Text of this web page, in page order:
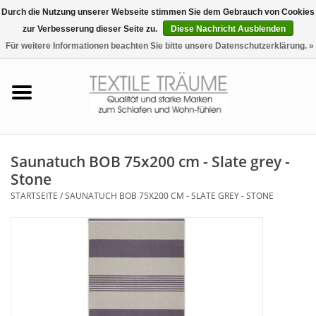
0 Artikel - €0,00
Tag & Nachtwäsche
Freizeit-Hausanzüge
Haus-Bademäntel
Saunatuch BOB 75x200 cm - Slate grey -
Stone
STARTSEITE /SAUNATUCH BOB 75X200 CM - SLATE GREY - STONE
Durch die Nutzung unserer Webseite stimmen Sie dem Gebrauch von Cookies
zur Verbesserung dieser Seite zu.
Diese Nachricht Ausblenden
Für weitere Informationen beachten Sie bitte unsere Datenschutzerklärung. »